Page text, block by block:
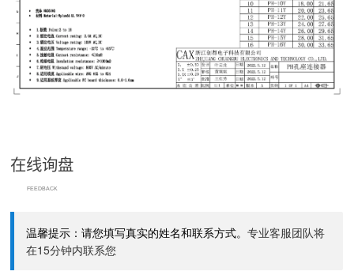
在线询盘
FEEDBACK